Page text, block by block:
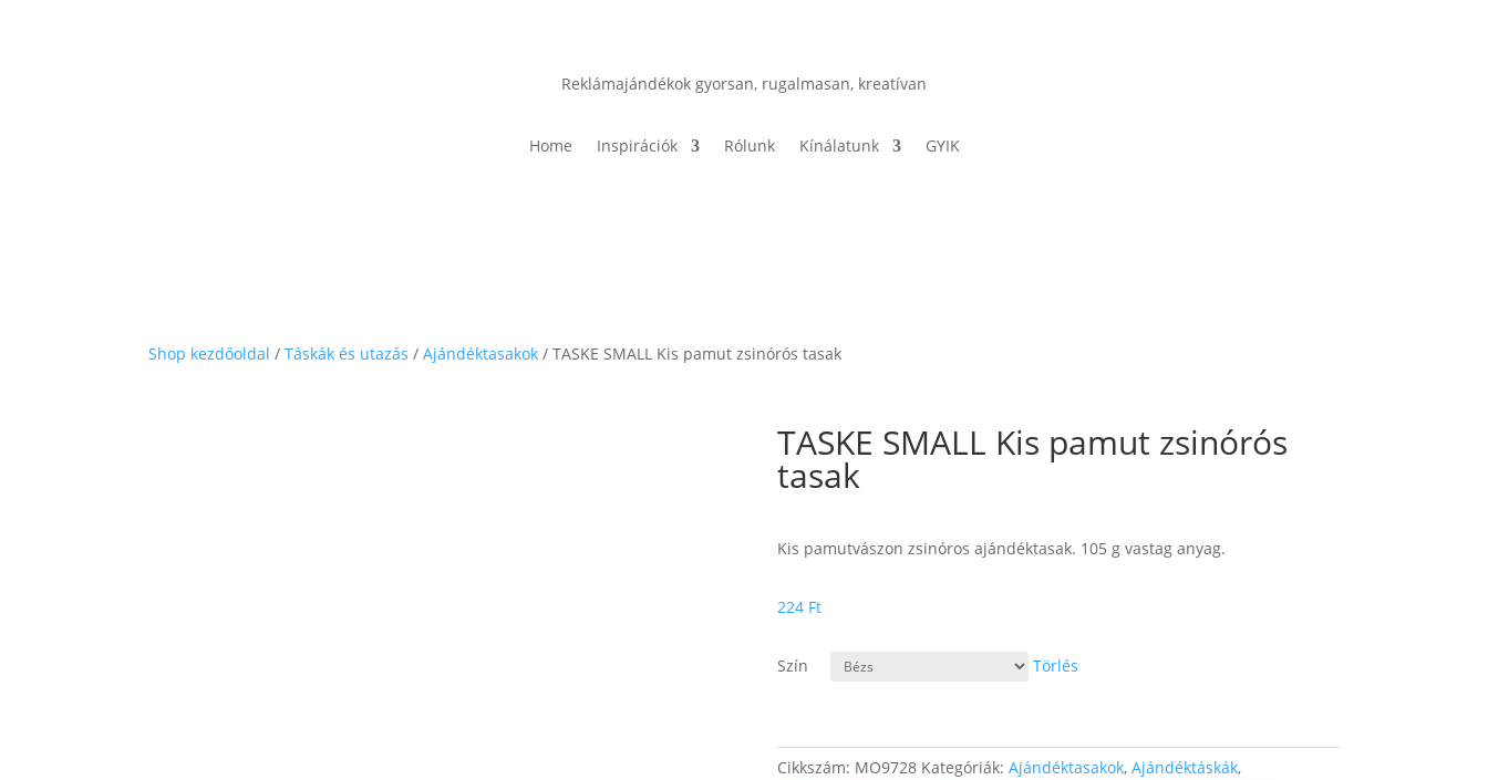
Reklámajándékok gyorsan, rugalmasan, kreatívan
Home Inspirációk Rólunk Kínálatunk GYIK
Shop kezdőoldal /Táskák és utazás /Ajándéktasakok / TASKE SMALL Kis pamut zsinórós tasak
TASKE SMALL Kis pamut zsinórós
tasak
Kis pamutvászon zsinóros ajándéktasak. 105 g vastag anyag.
224 Ft
Szín Törlés
Cikkszám: MO9728 Kategóriák: Ajándéktasakok, Ajándéktáskák,